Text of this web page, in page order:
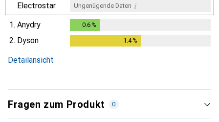
Electrostar Ungenügende Daten i
1. Anydry 0.6 %
2. Dyson 1.4%
Detailansicht
Fragen zum Produkt 0